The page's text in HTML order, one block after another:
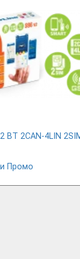
BT 2CAN-4LIN
Промо